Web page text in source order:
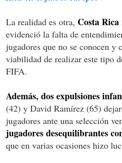
La realidad es otra, Costa
evidenció la falta de
jugadores que no se conocen y
viabilidad de realizar este tipo
FIFA.
Además, dos expulsiones
(42) y David Ramírez (65)
jugadores ante una selección
jugadores desequilibrantes
que en varias ocasiones hizo